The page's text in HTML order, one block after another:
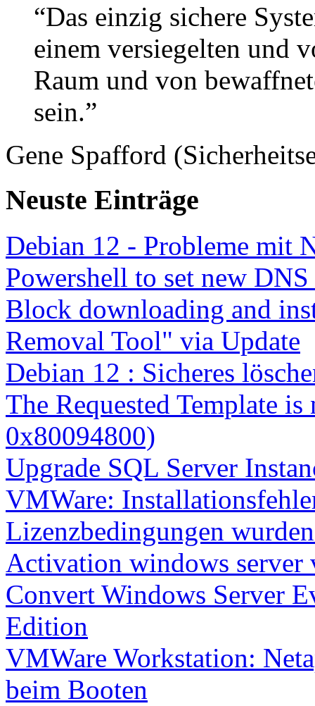
“Das einzig sichere
einem versiegelten und
Raum und von
sein.”
Gene Spafford
Neuste Einträge
Debian 12 - Probleme mit
Powershell to set new
Block downloading and
Removal Tool" via Update
Debian 12 : Sicheres
The Requested Template
0x80094800)
Upgrade SQL Server
VMWare:
Lizenzbedingungen
Activation windows server
Convert Windows Server
Edition
VMWare Workstation:
beim Booten